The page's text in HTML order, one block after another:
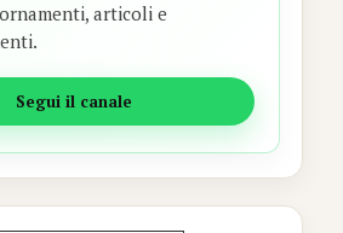
articoli e
Segui il canale